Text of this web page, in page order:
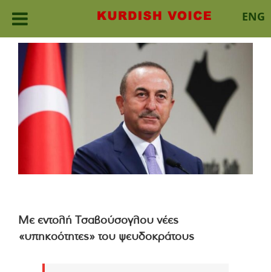
ENG
Skip
content
Mε εντολή Τσαβούσογλου νέες
«υπηκοότητες» του ψευδοκράτους